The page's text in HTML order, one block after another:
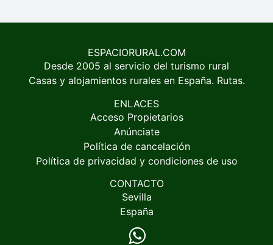
ESPACIORURAL.COM
Desde 2005 al servicio del turismo rural
Casas y alojamientos rurales en España. Rutas.
ENLACES
Acceso Propietarios
Anúnciate
Política de cancelación
Política de privacidad y condiciones de uso
CONTACTO
Sevilla
España